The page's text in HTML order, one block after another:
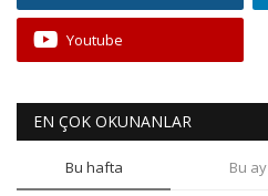
Youtube
EN ÇOK OKUNANLAR
Bu hafta Bu ay